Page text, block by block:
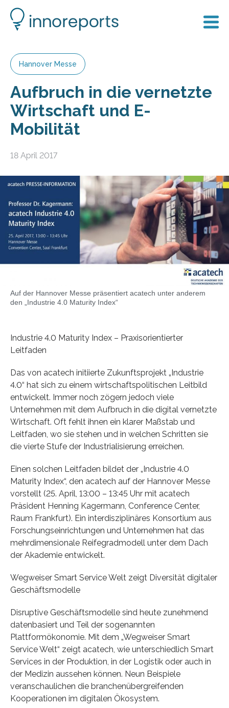
Hannover Messe
Aufbruch in die vernetzte
Wirtschaft und E-
Mobilität
18 April 2017
Auf der Hannover Messe präsentiert acatech unter anderem
den „Industrie 4.0 Maturity Index“
Industrie 4.0 Maturity Index – Praxisorientierter
Leitfaden
Das von acatech initiierte Zukunftsprojekt „Industrie
4.0“ hat sich zu einem wirtschaftspolitischen Leitbild
entwickelt. Immer noch zögern jedoch viele
Unternehmen mit dem Aufbruch in die digital vernetzte
Wirtschaft. Oft fehlt ihnen ein klarer Maßstab und
Leitfaden, wo sie stehen und in welchen Schritten sie
die vierte Stufe der Industrialisierung erreichen.
Einen solchen Leitfaden bildet der „Industrie 4.0
Maturity Index“, den acatech auf der Hannover Messe
vorstellt (25. April, 13:00 – 13:45 Uhr mit acatech
Präsident Henning Kagermann, Conference Center,
Raum Frankfurt). Ein interdisziplinäres Konsortium aus
Forschungseinrichtungen und Unternehmen hat das
mehrdimensionale Reifegradmodell unter dem Dach
der Akademie entwickelt.
Wegweiser Smart Service Welt zeigt Diversität digitaler
Geschäftsmodelle
Disruptive Geschäftsmodelle sind heute zunehmend
datenbasiert und Teil der sogenannten
Plattformökonomie. Mit dem „Wegweiser Smart
Service Welt“ zeigt acatech, wie unterschiedlich Smart
Services in der Produktion, in der Logistik oder auch in
der Medizin aussehen können. Neun Beispiele
veranschaulichen die branchenübergreifenden
Kooperationen im digitalen Ökosystem.